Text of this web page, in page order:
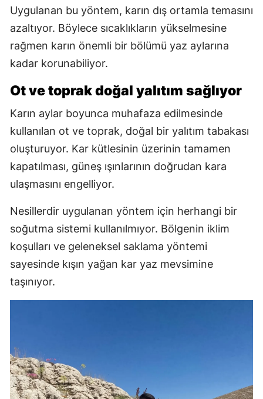
Uygulanan bu yöntem, karın dış ortamla temasını
azaltıyor. Böylece sıcaklıkların yükselmesine
rağmen karın önemli bir bölümü yaz aylarına
kadar korunabiliyor.
Ot ve toprak doğal yalıtım sağlıyor
Karın aylar boyunca muhafaza edilmesinde
kullanılan ot ve toprak, doğal bir yalıtım tabakası
oluşturuyor. Kar kütlesinin üzerinin tamamen
kapatılması, güneş ışınlarının doğrudan kara
ulaşmasını engelliyor.
Nesillerdir uygulanan yöntem için herhangi bir
soğutma sistemi kullanılmıyor. Bölgenin iklim
koşulları ve geleneksel saklama yöntemi
sayesinde kışın yağan kar yaz mevsimine
taşınıyor.